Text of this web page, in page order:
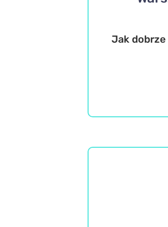
Jak